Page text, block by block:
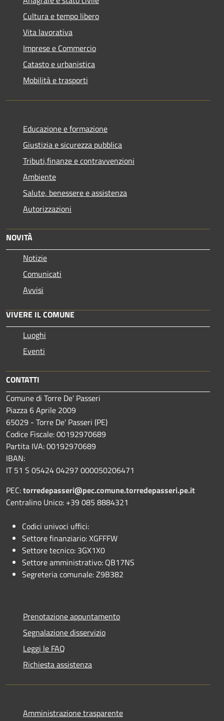
Cultura e tempo libero
Vita lavorativa
Imprese e Commercio
Catasto e urbanistica
Mobilità e trasporti
Educazione e formazione
Giustizia e sicurezza pubblica
Tributi,finanze e contravvenzioni
Ambiente
Salute, benessere e assistenza
Autorizzazioni
NOVITÀ
Notizie
Comunicati
Avvisi
VIVERE IL COMUNE
Luoghi
Eventi
CONTATTI
Comune di Torre De' Passeri
Piazza 6 Aprile 2009
65029 - Torre De' Passeri (PE)
Codice Fiscale: 00192970689
Partita IVA: 00192970689
IBAN:
IT 51 S 05424 04297 000050206471
PEC:torredepasseri@pec.comune.torredepasseri.pe.it
Centralino Unico: +39 085 8884321
Codici univoci uffici:
Settore finanziario: XGFFFW
Settore tecnico: 3GX1X0
Settore amministrativo: QB17NS
Segreteria comunale: Z9B382
Prenotazione appuntamento
Segnalazione disservizio
Leggi le FAQ
Richiesta assistenza
Amministrazione trasparente